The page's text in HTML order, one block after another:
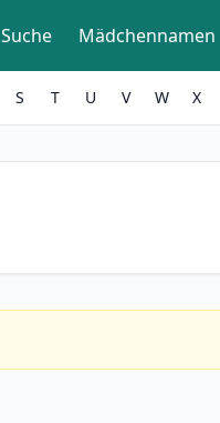
Suche Mädchennamen
S T U V W X